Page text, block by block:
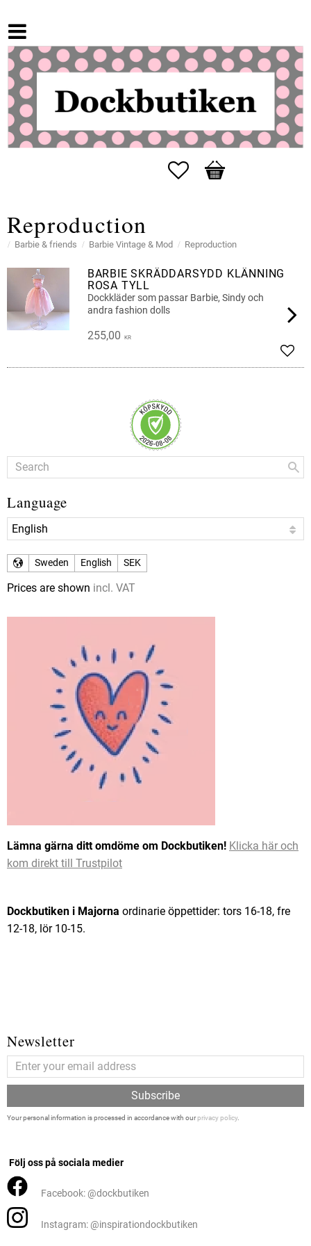
Favorites
Basket
Reproduction
Barbie & friends Barbie Vintage & Mod Reproduction
BARBIE SKRÄDDARSYDD KLÄNNING
ROSA TYLL
Dockkläder som passar Barbie, Sindy och
andra fashion dolls
255,00 KR
Add
Language
Sweden English SEK
Prices are shown incl. VAT
Lämna gärna ditt omdöme om Dockbutiken! Klicka här och
kom direkt till Trustpilot
Dockbutiken i Majorna ordinarie öppettider: tors 16-18, fre
12-18, lör 10-15.
Newsletter
Subscribe
Your personal information is processed in accordance with ourprivacy policy.
Följ oss på sociala medier
Facebook: @dockbutiken
Instagram: @inspirationdockbutiken